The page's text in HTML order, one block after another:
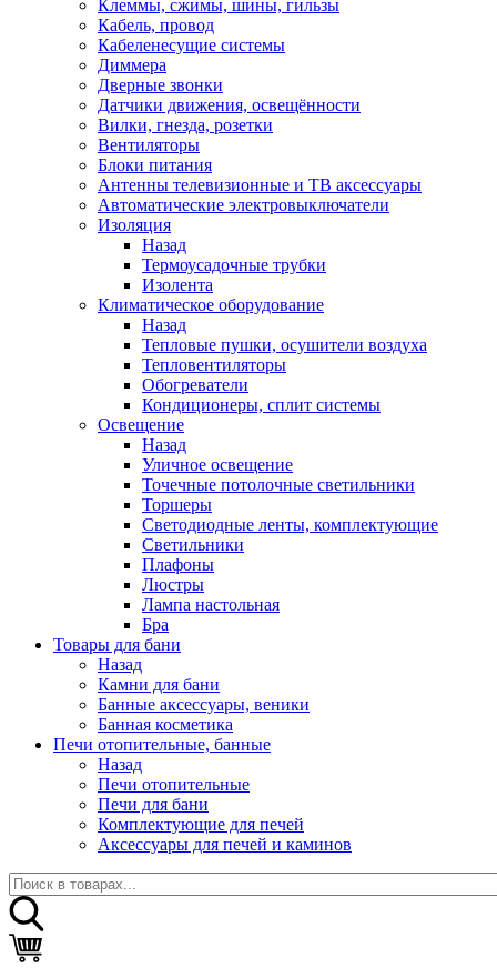
Клеммы, сжимы, шины, гильзы
Кабель, провод
Кабеленесущие системы
Диммера
Дверные звонки
Датчики движения, освещённости
Вилки, гнезда, розетки
Вентиляторы
Блоки питания
Антенны телевизионные и ТВ аксессуары
Автоматические электровыключатели
Изоляция
Назад
Термоусадочные трубки
Изолента
Климатическое оборудование
Назад
Тепловые пушки, осушители воздуха
Тепловентиляторы
Обогреватели
Кондиционеры, сплит системы
Освещение
Назад
Уличное освещение
Точечные потолочные светильники
Торшеры
Светодиодные ленты, комплектующие
Светильники
Плафоны
Люстры
Лампа настольная
Бра
Товары для бани
Назад
Камни для бани
Банные аксессуары, веники
Банная косметика
Печи отопительные, банные
Назад
Печи отопительные
Печи для бани
Комплектующие для печей
Аксессуары для печей и каминов